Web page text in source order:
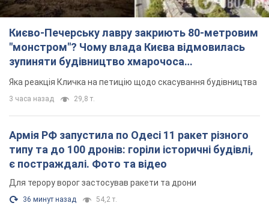
Києво-Печерську лавру закриють 80-метровим
"монстром"? Чому влада Києва відмовилась
зупиняти будівництво хмарочоса
"московського вірянина"
Яка реакція Кличка на петицію щодо скасування будівництва
3 часа назад 29,8 т.
Армія РФ запустила по Одесі 11 ракет різного
типу та до 100 дронів: горіли історичні будівлі,
є постраждалі. Фото та відео
Для терору ворог застосував ракети та дрони
36 минут назад 54,2 т.